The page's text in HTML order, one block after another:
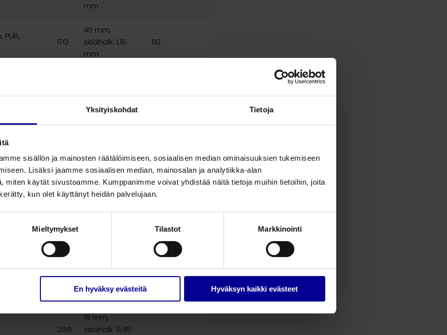
Yksityiskohdat Tietoja
sisällön ja mainosten räätälöimiseen, sosiaalisen median ominaisuuksien tukemiseen
Lisäksi jaamme sosiaalisen median, mainosalan ja analytiikka-alan
miten käytät sivustoamme. Kumppanimme voivat yhdistää näitä tietoja muihin tietoihin, joita
kun olet käyttänyt heidän palvelujaan.
Mieltymykset Tilastot Markkinointi
En hyväksy evästeitä Hyväksyn kaikki evästeet
mm
17G
45 mm,
sisähalk. 1,15
mm
50
32 mm,
20G
32 mm,
sisähalk. 0,75
mm
50
22G 50
19 mm,
mm
26G
19 mm,
sisähalk. 0,45